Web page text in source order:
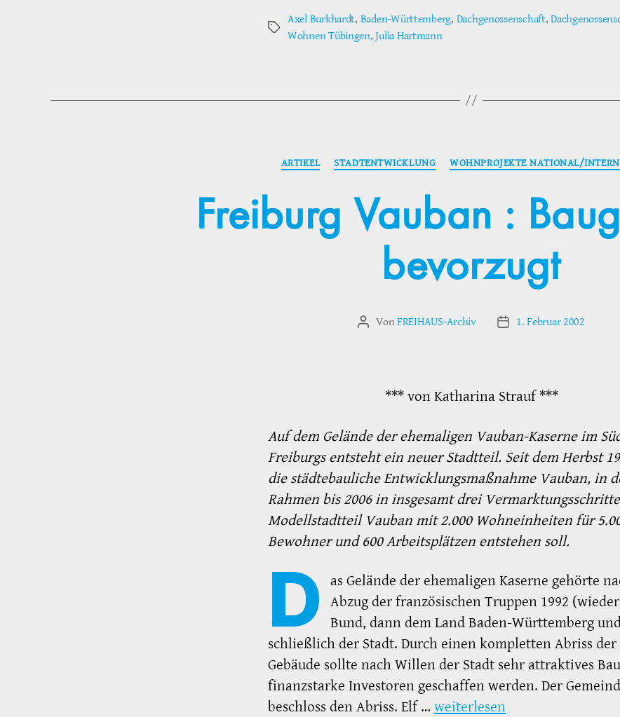
Schlagwörter
Axel Burkhardt, Baden-Württemberg, Dachgenossenschaft,
Wohnen Tübingen,Julia Hartmann
Kategorien
ARTIKEL STADTENTWICKLUNG WOHNPROJEKTE NATIONAL/
Freiburg Vauban :
bevorzugt
Beitragsautor
VonFREIHAUS-Archiv Veröffentlichungsdatum
1. Februar 2002
*** von Katharina Strauf ***
Auf dem Gelände der ehemaligen Vauban-Kaserne im
Freiburgs entsteht ein neuer Stadtteil. Seit dem Herbst
die städtebauliche Entwicklungsmaßnahme Vauban, in
Rahmen bis 2006 in insgesamt drei
Modellstadtteil Vauban mit 2.000 Wohneinheiten für
Bewohner und 600 Arbeitsplätzen entstehen soll.
D as Gelände der ehemaligen Kaserne gehörte
Abzug der französischen Truppen 1992
Bund, dann dem Land Baden-Württemberg
schließlich der Stadt. Durch einen kompletten Abriss
Gebäude sollte nach Willen der Stadt sehr attraktives
finanzstarke Investoren geschaffen werden. Der
beschloss den Abriss. Elf … weiterlesen